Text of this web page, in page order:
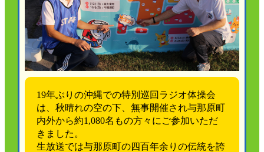
19年ぶりの沖縄での特別巡回ラジオ体操会
は、秋晴れの空の下、無事開催され与那原町
内外から約1,080名もの方々にご参加いただ
きました。
生放送では与那原町の四百年余りの伝統を誇